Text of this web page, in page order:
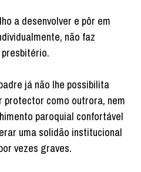
a desenvolver e pôr em
não faz
já não lhe possibilita
protector como outrora, nem
paroquial confortável
uma solidão institucional
vezes graves.